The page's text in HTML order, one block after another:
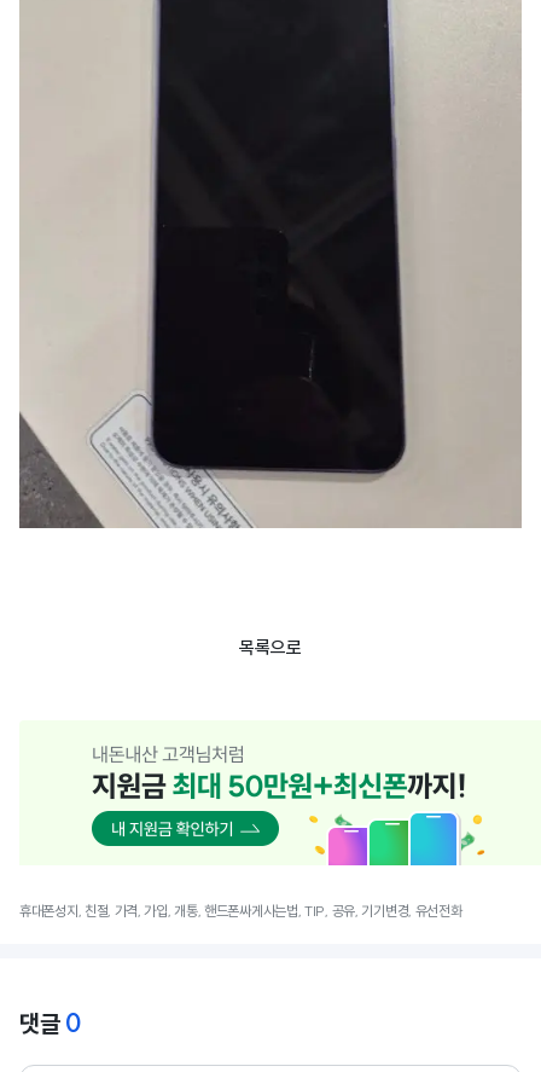
목록으로
휴대폰성지, 친절, 가격, 가입, 개통, 핸드폰싸게사는법, TIP, 공유, 기기변경, 유선전화
댓글 0